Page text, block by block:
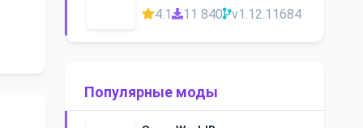
4.1 11 840 v1.12.11684
Популярные моды